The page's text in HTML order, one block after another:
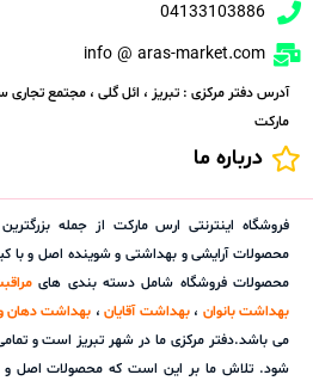
04133103886
info @ aras-market.com
آدرس دفتر مرکزی : تبریز ، ائل گلی ، مجتمع تجاری
مارکت
درباره ما
فروشگاه اینترنتی ارس مارکت از جمله
محصولات آرایشی و بهداشتی و شوینده اصل و با
محصولات فروشگاه شامل دسته بندی های
بهداشت بانوان ،بهداشت آقایان، بهداشت دهان
می باشد.دفتر مرکزی ما در شهر تبریز است و
شود. تلاش ما بر این است که محصولات اصل و